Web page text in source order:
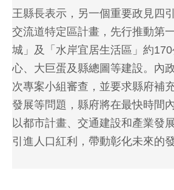
王縣長表示，另一個重要政見四
交流道特定區計畫，先行推動第
城」及「水岸宜居生活區」約
心、大巨蛋及縣總圖等建設。內
次專案小組審查，並要求縣府補
發展等問題，縣府將在最快時間
以都市計畫、交通建設和產業發
引進人口紅利，帶動彰化未來的發